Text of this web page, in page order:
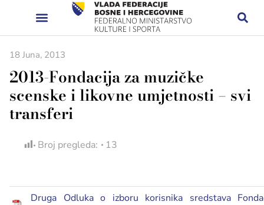
18 Juna, 2013
2013-Fondacija za muzičke
scenske i likovne umjetnosti – svi
transferi
Broj pregleda: 13
Druga Odluka o izboru korisnika sredstava